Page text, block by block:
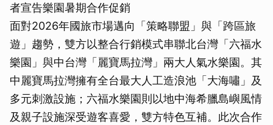
者宣告樂園暑期合作促銷
面對2026年國旅市場邁向「策略聯盟」與「跨區旅
遊」趨勢，雙方以整合行銷模式串聯北台灣「六福水
樂園」與中台灣「麗寶馬拉灣」兩大人氣水樂園。其
中麗寶馬拉灣擁有全台最大人工造浪池「大海嘯」及
多元刺激設施；六福水樂園則以地中海希臘島嶼風情
及親子設施深受遊客喜愛，雙方特色互補。此次合作